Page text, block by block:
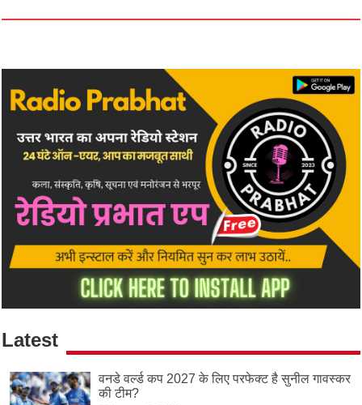
Latest
वनडे वर्ल्ड कप 2027 के लिए परफेक्ट है सुनील गावस्कर
की टीम?